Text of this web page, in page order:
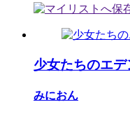
少女たちのエデ
みにおん